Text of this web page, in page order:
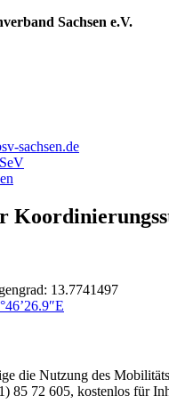
Sachsen e.V.
sachsen.de
13.7741497
die Nutzung des
85 72 605, kostenlos für